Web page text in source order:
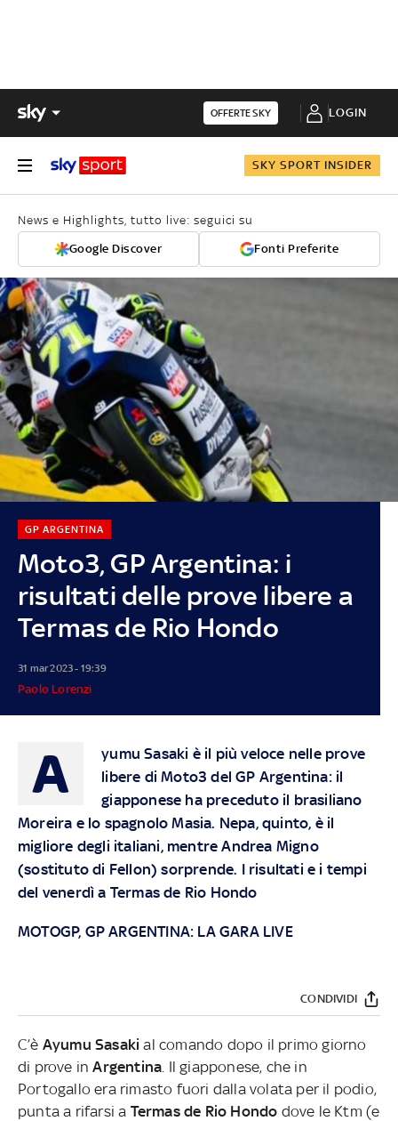
OFFERTE SKY LOGIN
SKY SPORT INSIDER
News e Highlights, tutto live: seguici su
Google Discover Fonti Preferite
Moto3, GP Argentina: i
risultati delle prove libere a
Termas de Rio Hondo
GP ARGENTINA
31 mar 2023 - 19:39
Paolo Lorenzi
A
yumu Sasaki è il più veloce nelle prove
libere di Moto3 del GP Argentina: il
giapponese ha preceduto il brasiliano
Moreira e lo spagnolo Masia. Nepa, quinto, è il
migliore degli italiani, mentre Andrea Migno
(sostituto di Fellon) sorprende. I risultati e i tempi
del venerdì a Termas de Rio Hondo
MOTOGP, GP ARGENTINA: LA GARA LIVE
CONDIVIDI
C’è Ayumu Sasakial comando dopo il primo giorno
di prove inArgentina . Il giapponese, che in
Portogallo era rimasto fuori dalla volata per il podio,
punta a rifarsi a Termas de Rio Hondo dove le Ktm (e